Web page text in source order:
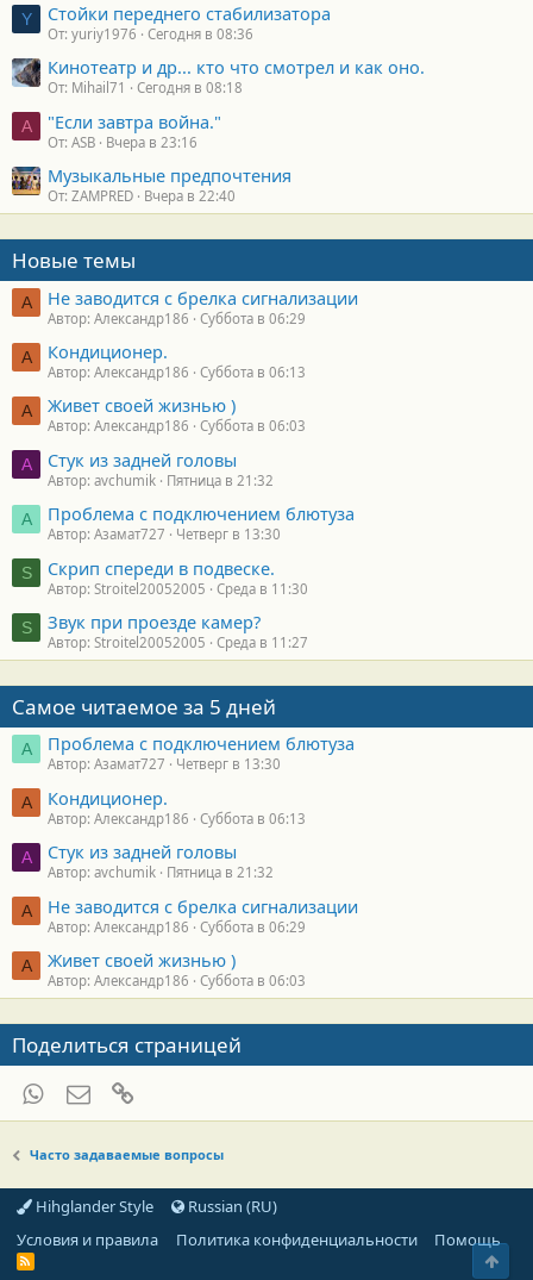
Y Стойки переднего стабилизатора
От: yuriy1976 Сегодня в 08:36
Кинотеатр и др... кто что смотрел и как оно.
От: Mihail71 Сегодня в 08:18
A "Если завтра война."
От: ASB Вчера в 23:16
Музыкальные предпочтения
От: ZAMPRED Вчера в 22:40
Новые темы
А Не заводится с брелка сигнализации
Автор: Александр186 Суббота в 06:29
А Кондиционер.
Автор: Александр186 Суббота в 06:13
А Живет своей жизнью )
Автор: Александр186 Суббота в 06:03
A Стук из задней головы
Автор: avchumik Пятница в 21:32
А Проблема с подключением блютуза
Автор: Азамат727 Четверг в 13:30
S Скрип спереди в подвеске.
Автор: Stroitel20052005 Среда в 11:30
S Звук при проезде камер?
Автор: Stroitel20052005 Среда в 11:27
Самое читаемое за 5 дней
А Проблема с подключением блютуза
Автор: Азамат727 Четверг в 13:30
А Кондиционер.
Автор: Александр186 Суббота в 06:13
A Стук из задней головы
Автор: avchumik Пятница в 21:32
А Не заводится с брелка сигнализации
Автор: Александр186 Суббота в 06:29
А Живет своей жизнью )
Автор: Александр186 Суббота в 06:03
Поделиться страницей
WhatsAppЭлектронная почта
Часто задаваемые вопросы
Hihglander Style
Russian (RU)
Условия и правила
Политика конфиденциальности Помощь
R